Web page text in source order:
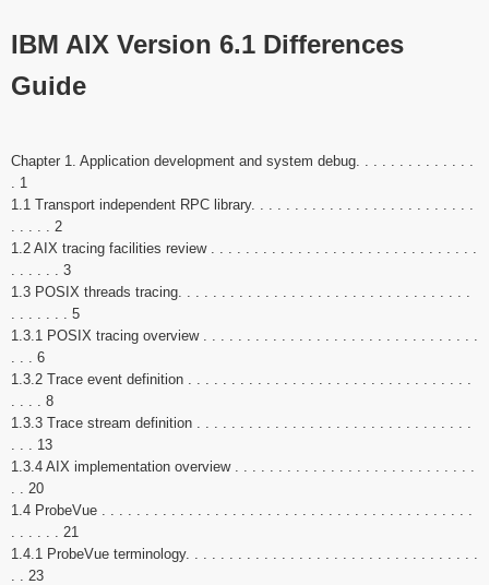
IBM AIX Version 6.1 Differences
Guide
Chapter 1. Application development and system debug. . . . . . . . . . . . . .
. 1
1.1 Transport independent RPC library. . . . . . . . . . . . . . . . . . . . . . . . . .
. . . . . 2
1.2 AIX tracing facilities review . . . . . . . . . . . . . . . . . . . . . . . . . . . . . . .
. . . . . . 3
1.3 POSIX threads tracing. . . . . . . . . . . . . . . . . . . . . . . . . . . . . . . . . .
. . . . . . . 5
1.3.1 POSIX tracing overview . . . . . . . . . . . . . . . . . . . . . . . . . . . . . . . .
. . . 6
1.3.2 Trace event definition . . . . . . . . . . . . . . . . . . . . . . . . . . . . . . . . .
. . . . 8
1.3.3 Trace stream definition . . . . . . . . . . . . . . . . . . . . . . . . . . . . . . . .
. . . 13
1.3.4 AIX implementation overview . . . . . . . . . . . . . . . . . . . . . . . . . . . .
. . 20
1.4 ProbeVue . . . . . . . . . . . . . . . . . . . . . . . . . . . . . . . . . . . . . . . . . . .
. . . . . . 21
1.4.1 ProbeVue terminology. . . . . . . . . . . . . . . . . . . . . . . . . . . . . . . . . .
. . 23